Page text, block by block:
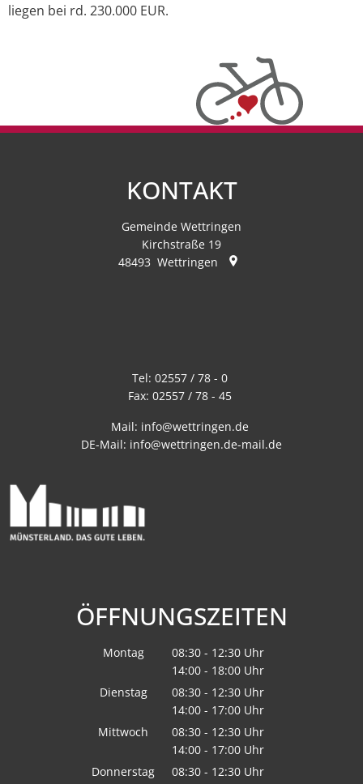
liegen bei rd. 230.000 EUR.
KONTAKT
Gemeinde Wettringen
Kirchstraße 19
48493 Wettringen
Tel: 02557 / 78 - 0
Fax: 02557 / 78 - 45
Mail: info@wettringen.de
DE-Mail: info@wettringen.de-mail.de
ÖFFNUNGSZEITEN
Montag 08:30 - 12:30 Uhr
Von 08:30 bis 12:30 Uhr
14:00 - 18:00 Uhr
Von 14:00 bis 18:00 Uhr
Dienstag 08:30 - 12:30 Uhr
Von 08:30 bis 12:30 Uhr
14:00 - 17:00 Uhr
Von 14:00 bis 17:00 Uhr
Mittwoch 08:30 - 12:30 Uhr
Von 08:30 bis 12:30 Uhr
14:00 - 17:00 Uhr
Von 14:00 bis 17:00 Uhr
Donnerstag 08:30 - 12:30 Uhr